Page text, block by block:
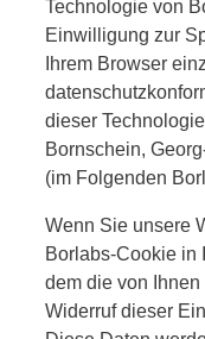
Technologie von
Einwilligung zur
Ihrem Browser
dieser
Bornschein,
(im Folgenden
Wenn Sie unsere
Borlabs-Cookie in
dem die von
Widerruf dieser